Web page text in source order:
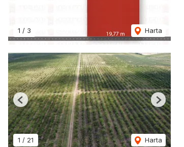
1 / 3 Harta
1 / 21 Harta
Previous Next